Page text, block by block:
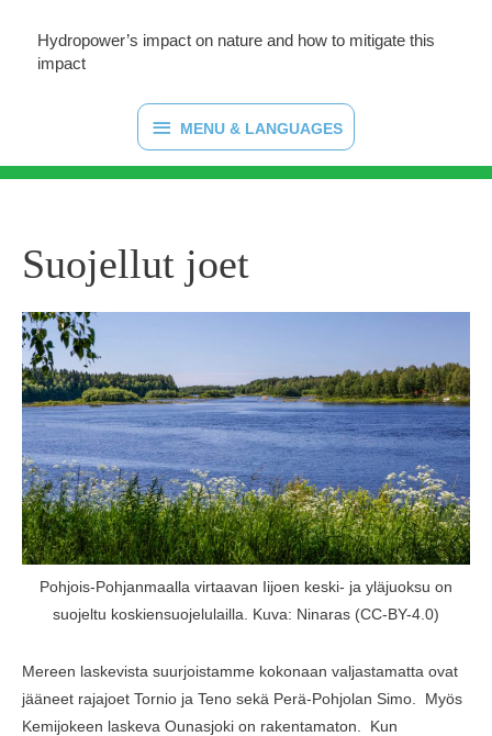
Hydropower’s impact on nature and how to mitigate this
impact
MENU
&
MENU & LANGUAGES
Suojellut joet
Pohjois-Pohjanmaalla virtaavan Iijoen keski- ja yläjuoksu on
suojeltu koskiensuojelulailla. Kuva: Ninaras (CC-BY-4.0)
Mereen laskevista suurjoistamme kokonaan valjastamatta ovat
jääneet rajajoet Tornio ja Teno sekä Perä-Pohjolan Simo. Myös
Kemijokeen laskeva Ounasjoki on rakentamaton. Kun